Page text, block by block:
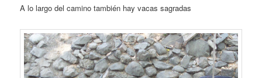
A lo largo del camino también hay vacas sagradas